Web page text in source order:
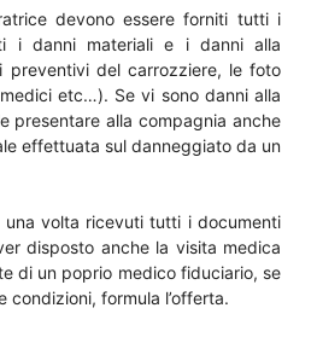
devono essere forniti tutti i
i danni materiali e i danni alla
preventivi del carrozziere, le foto
etc…). Se vi sono danni alla
presentare alla compagnia anche
effettuata sul danneggiato da un
una volta ricevuti tutti i documenti
disposto anche la visita medica
di un poprio medico fiduciario, se
condizioni, formula l’offerta.